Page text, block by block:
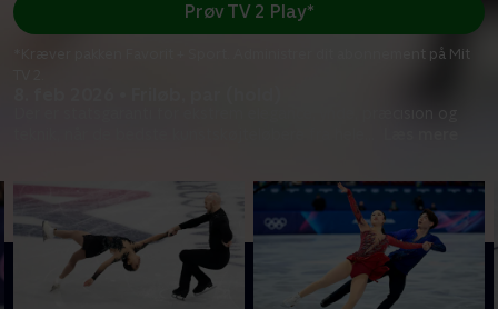
Prøv TV 2 Play*
*Kræver pakken Favorit + Sport. Administrer dit abonnement på Mit